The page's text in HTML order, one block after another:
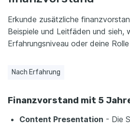
Erkunde zusätzliche
Beispiele und Leitfäden und sieh,
Erfahrungsniveau oder deine
Nach Erfahrung
Finanzvorstand mit 5
Content Presentation - Die